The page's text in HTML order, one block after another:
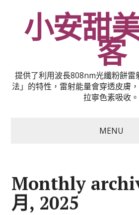
小安甜
客
提供了利用波長808nm光纖粉餅雷
法」的特性，雷射能量會穿透皮膚
拉寧色素吸收。
MENU
Monthly
月, 2025